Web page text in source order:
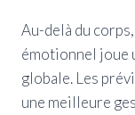
Au-delà du
émotionnel joue
globale. Les
une meilleure